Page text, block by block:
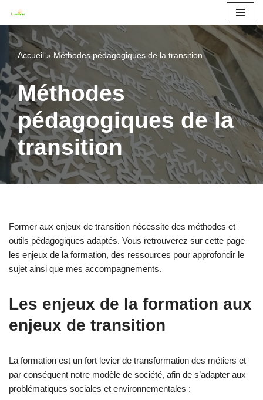
Aller
au
contenu
Accueil » Méthodes pédagogiques de la transition
Méthodes
pédagogiques de la
transition
Former aux enjeux de transition nécessite des méthodes et
outils pédagogiques adaptés. Vous retrouverez sur cette page
les enjeux de la formation, des ressources pour approfondir le
sujet ainsi que mes accompagnements.
Les enjeux de la formation aux
enjeux de transition
La formation est un fort levier de transformation des métiers et
par conséquent notre modèle de société, afin de s’adapter aux
problématiques sociales et environnementales :